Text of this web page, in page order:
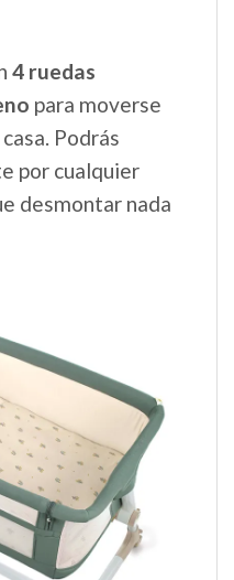
4 ruedas
para moverse
Podrás
por cualquier
desmontar nada